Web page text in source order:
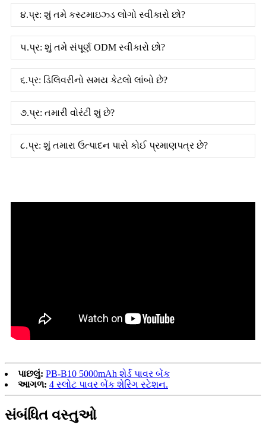
૪.પ્ર: શું તમે કસ્ટમાઇઝ્ડ લોગો સ્વીકારો છો?
૫.પ્ર: શું તમે સંપૂર્ણ ODM સ્વીકારો છો?
૬.પ્ર: ડિલિવરીનો સમય કેટલો લાંબો છે?
૭.પ્ર: તમારી વોરંટી શું છે?
૮.પ્ર: શું તમારા ઉત્પાદન પાસે કોઈ પ્રમાણપત્ર છે?
પાછલું: PB-B10 5000mAh શેર્ડ પાવર બેંક
આગળ: 4 સ્લોટ પાવર બેંક શેરિંગ સ્ટેશન.
સંબંધિત વસ્તુઓ